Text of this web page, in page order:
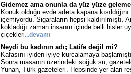
Gidemez ama onunla da yüz yüze
Konuk olduğu evde adeta kapana
içemiyordu. Sigaraların hepsi kaldırılmıştı.
kokladığı zaman insanın içinde belli hisler
çiçekleri...devamı
Neydi bu kadının adı; Latife değil mi?
Kafasını iyiden iyiye kurcalamaya
Sonra masanın üzerindeki soğuk su,
Yunan, Türk gazeteleri. Hepsinde yer alan